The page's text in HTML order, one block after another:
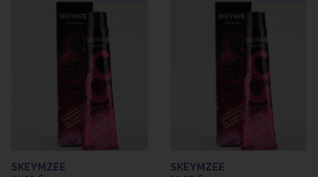
SKEYMZEE SKEYMZEE